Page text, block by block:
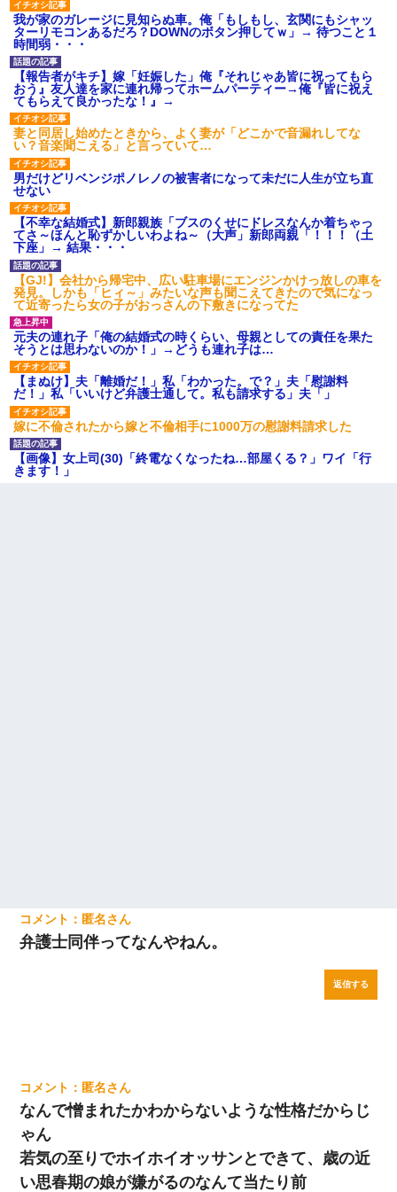
我が家のガレージに見知らぬ車。俺「もしもし、玄関にもシャッ
ターリモコンあるだろ？DOWNのボタン押してｗ」→ 待つこと１
時間弱・・・
【報告者がキチ】嫁「妊娠した」俺『それじゃあ皆に祝ってもら
おう』友人達を家に連れ帰ってホームパーティー→俺『皆に祝え
てもらえて良かったな！』→
妻と同居し始めたときから、よく妻が「どこかで音漏れしてな
い？音楽聞こえる」と言っていて…
男だけどリベンジポノレノの被害者になって未だに人生が立ち直
せない
【不幸な結婚式】新郎親族「ブスのくせにドレスなんか着ちゃっ
てさ～ほんと恥ずかしいわよね～（大声」新郎両親「！！！（土
下座」→ 結果・・・
【GJ!】会社から帰宅中、広い駐車場にエンジンかけっ放しの車を
発見。しかも「ヒィ～」みたいな声も聞こえてきたので気になっ
て近寄ったら女の子がおっさんの下敷きになってた
元夫の連れ子「俺の結婚式の時くらい、母親としての責任を果た
そうとは思わないのか！」→どうも連れ子は…
【まぬけ】夫「離婚だ！」私「わかった。で？」夫「慰謝料
だ！」私「いいけど弁護士通して。私も請求する」夫「」
嫁に不倫されたから嫁と不倫相手に1000万の慰謝料請求した
【画像】女上司(30)「終電なくなったね…部屋くる？」ワイ「行
きます！」
匿名
弁護士同伴ってなんやねん。
返信する
匿名
なんで憎まれたかわからないような性格だからじ
ゃん
若気の至りでホイホイオッサンとできて、歳の近
い思春期の娘が嫌がるのなんて当たり前